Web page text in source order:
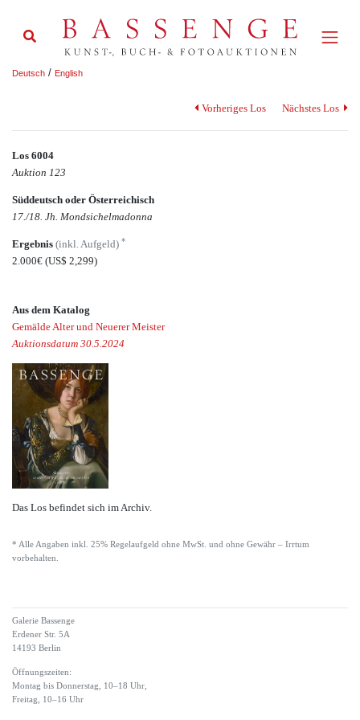
Deutsch / English
Vorheriges Los Nächstes Los
Los 6004
Auktion 123
Süddeutsch oder Österreichisch
17./18. Jh. Mondsichelmadonna
Ergebnis (inkl. Aufgeld) *
2.000€ (US$ 2,299)
Aus dem Katalog
Gemälde Alter und Neuerer Meister
Auktionsdatum 30.5.2024
Das Los befindet sich im Archiv.
* Alle Angaben inkl. 25% Regelaufgeld ohne MwSt. und ohne Gewähr – Irrtum
vorbehalten.
Galerie Bassenge
Erdener Str. 5A
14193 Berlin
Öffnungszeiten:
Montag bis Donnerstag, 10–18 Uhr,
Freitag, 10–16 Uhr